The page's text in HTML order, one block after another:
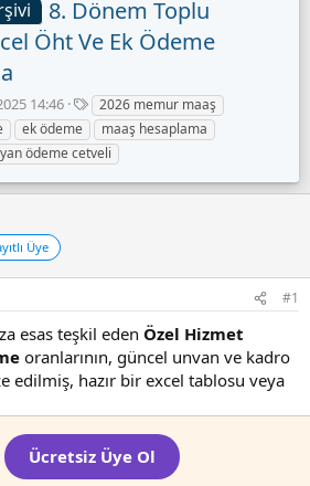
8. Dönem Toplu
Öht Ve Ek Ödeme
14:46
E
t
i
k
e
2026 memur maaş
ek ödeme
maaş hesaplama
yan ödeme cetveli
Üye
#1
esas teşkil eden Özel Hizmet
oranlarının, güncel unvan ve kadro
edilmiş, hazır bir excel tablosu veya
Ücretsiz Üye Ol